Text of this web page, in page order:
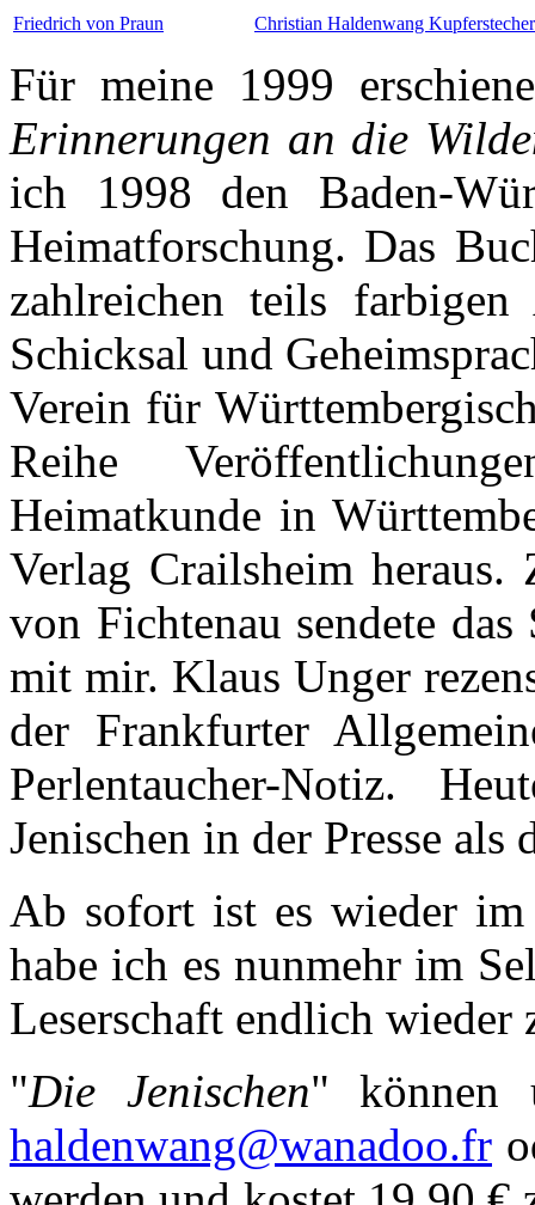
Friedrich von Praun Christian Haldenwang Kupferstecher
Für meine 1999
Erinnerungen an die
ich 1998 den Baden-
Heimatforschung. Das
zahlreichen teils farbigen
Schicksal und
Verein für
Reihe
Heimatkunde in
Verlag Crailsheim
von Fichtenau sendete
mit mir. Klaus Unger
der Frankfurter
Perlentaucher-Notiz. H
Jenischen in der Presse
Ab sofort ist es wieder im
habe ich es nunmehr im
Leserschaft endlich wieder
"Die Jenischen" können
haldenwang@wanadoo.fr